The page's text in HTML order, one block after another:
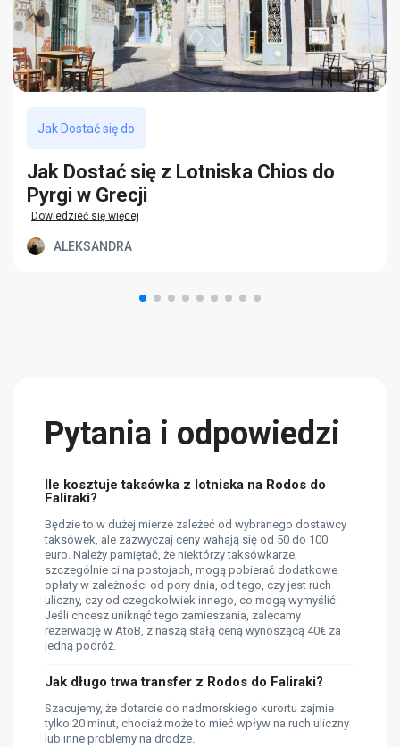
Jak Dostać się do
Jak Dostać się z Lotniska Chios do
Pyrgi w Grecji
Dowiedzieć się więcej
ALEKSANDRA
Pytania i odpowiedzi
Ile kosztuje taksówka z lotniska na Rodos do
Faliraki?
Będzie to w dużej mierze zależeć od wybranego dostawcy
taksówek, ale zazwyczaj ceny wahają się od 50 do 100
euro. Należy pamiętać, że niektórzy taksówkarze,
szczególnie ci na postojach, mogą pobierać dodatkowe
opłaty w zależności od pory dnia, od tego, czy jest ruch
uliczny, czy od czegokolwiek innego, co mogą wymyślić.
Jeśli chcesz uniknąć tego zamieszania, zalecamy
rezerwację w AtoB, z naszą stałą ceną wynoszącą 40€ za
jedną podróż.
Jak długo trwa transfer z Rodos do Faliraki?
Szacujemy, że dotarcie do nadmorskiego kurortu zajmie
tylko 20 minut, chociaż może to mieć wpływ na ruch uliczny
lub inne problemy na drodze.